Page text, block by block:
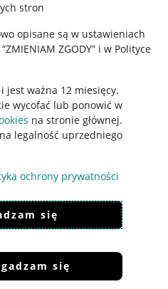
stron
opisane są w ustawieniach
ZGODY” i w Polityce
jest ważna 12 miesięcy.
wycofać lub ponowić w
na stronie głównej.
legalność uprzedniego
ochrony prywatności
się
się
Cyfrowych
akceptacjęregulaminu